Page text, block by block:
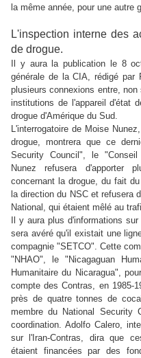
la même année, pour une autre
L'inspection interne des
de drogue.
Il y aura la publication le 8
générale de la CIA, rédigé par
plusieurs connexions entre,
institutions de l'appareil d'état
drogue d'Amérique du Sud.
L'interrogatoire de Moise
drogue, montrera que ce
Security Council", le
Nunez refusera d'apporter
concernant la drogue, du fait
la direction du NSC et refusera
National, qui étaient mêlé au
Il y aura plus d'informations
sera avéré qu'il existait une
compagnie "SETCO". Cette
"NHAO", le "Nicagaguan
Humanitaire du Nicaragua",
compte des Contras, en 1985-
près de quatre tonnes de
membre du National Security
coordination. Adolfo Calero,
sur l'Iran-Contras, dira que
étaient financées par des